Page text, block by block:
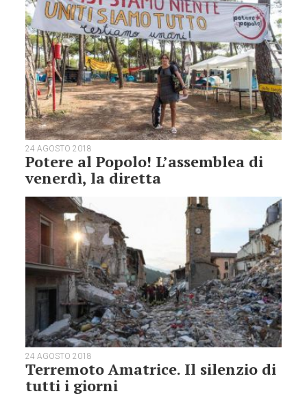
24 AGOSTO 2018
Potere al Popolo! L’assemblea di
venerdì, la diretta
24 AGOSTO 2018
Terremoto Amatrice. Il silenzio di
tutti i giorni